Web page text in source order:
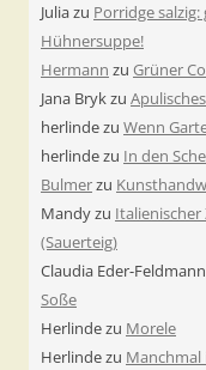
Juliazu Porridge
Hühnersuppe!
Hermann zu Grüner
Jana Brykzu
herlindezu Wenn
herlindezu In den
Bulmerzu
Mandyzu
(Sauerteig)
Claudia Eder-Feldmann
Soße
Herlindezu Morele
Herlindezu Manchmal